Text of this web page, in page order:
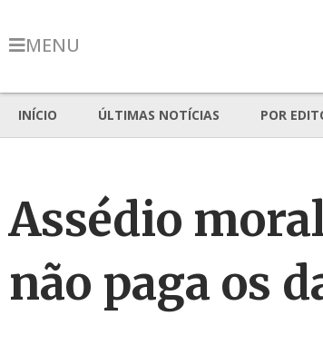
MENU
INÍCIO ÚLTIMAS NOTÍCIAS POR
Assédio
não paga os